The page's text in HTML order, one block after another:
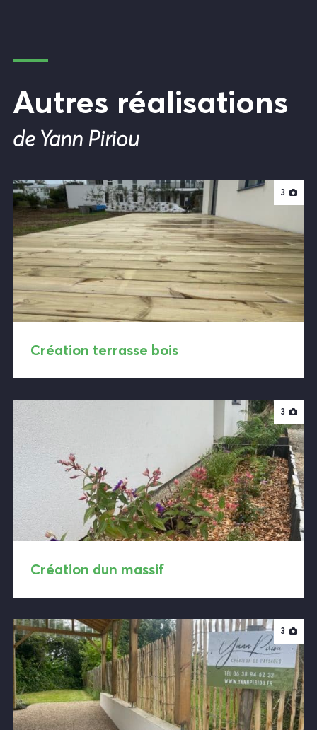
Autres réalisations
de Yann Piriou
3
Création terrasse bois
3
Création dun massif
3